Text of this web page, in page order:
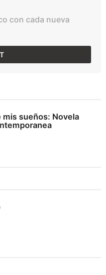
con cada nueva
mis sueños: Novela